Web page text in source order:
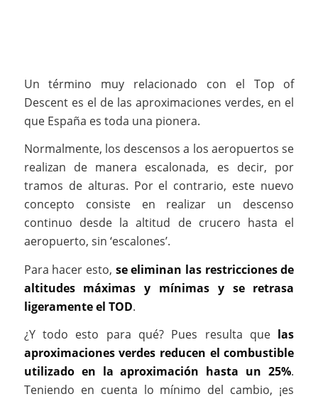
Un término muy relacionado con el Top of
Descent es el de las aproximaciones verdes, en el
que España es toda una pionera.
Normalmente, los descensos a los aeropuertos se
realizan de manera escalonada, es decir, por
tramos de alturas. Por el contrario, este nuevo
concepto consiste en realizar un descenso
continuo desde la altitud de crucero hasta el
aeropuerto, sin ‘escalones’.
Para hacer esto, se eliminan las restricciones de
altitudes máximas y mínimas y se retrasa
ligeramente el TOD.
¿Y todo esto para qué? Pues resulta que las
aproximaciones verdes reducen el combustible
utilizado en la aproximación hasta un 25%.
Teniendo en cuenta lo mínimo del cambio, ¡es